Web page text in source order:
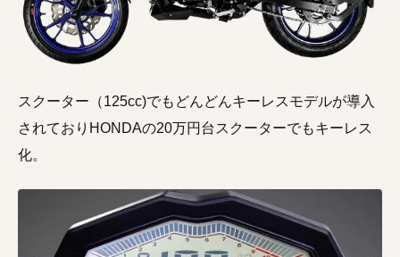
スクーター（125cc)でもどんどんキーレスモデルが導入
されておりHONDAの20万円台スクーターでもキーレス
化。